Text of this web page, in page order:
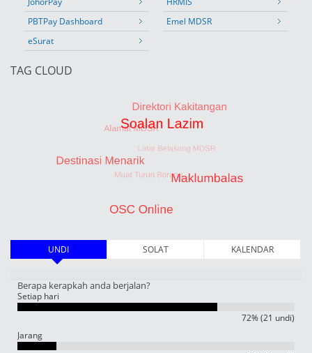
PBTPay Dashboard
Emel MDSR
eSurat
TAG CLOUD
UNDI(tab aktif) SOLAT KALENDAR
Berapa kerapkah anda berjalan?
Setiap hari
72% (21 undi)
Jarang